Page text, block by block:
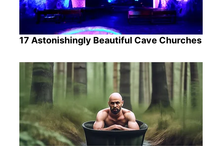
17 Astonishingly Beautiful Cave Churches